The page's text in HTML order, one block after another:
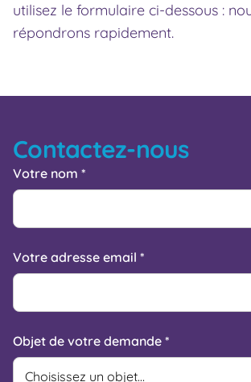
utilisez le formulaire ci-dessous :
répondrons rapidement.
Contactez-nous
Votre nom *
Votre adresse email *
Objet de votre demande *